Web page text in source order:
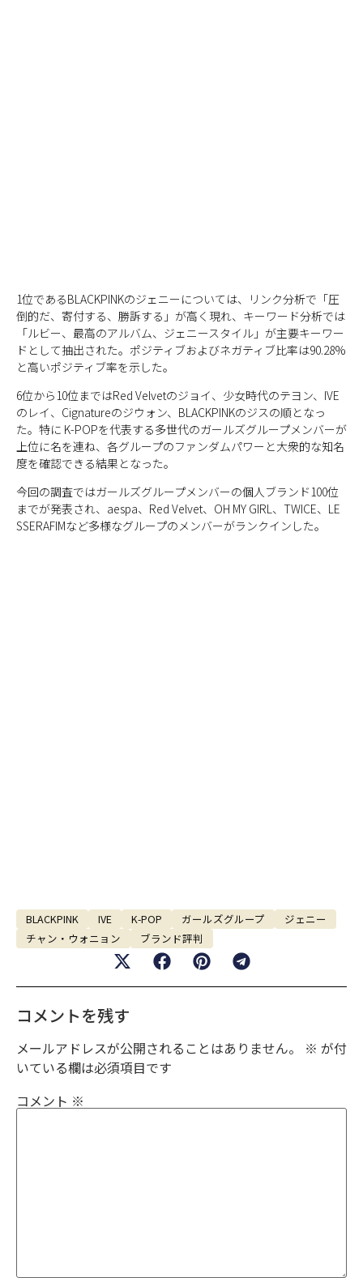
1位であるBLACKPINKのジェニーについては、リンク分析で「圧
倒的だ、寄付する、勝訴する」が高く現れ、キーワード分析では
「ルビー、最高のアルバム、ジェニースタイル」が主要キーワー
ドとして抽出された。ポジティブおよびネガティブ比率は90.28%
と高いポジティブ率を示した。
6位から10位まではRed Velvetのジョイ、少女時代のテヨン、IVE
のレイ、Cignatureのジウォン、BLACKPINKのジスの順となっ
た。特に K-POPを代表する多世代のガールズグループメンバーが
上位に名を連ね、各グループのファンダムパワーと大衆的な知名
度を確認できる結果となった。
今回の調査ではガールズグループメンバーの個人ブランド100位
までが発表され、aespa、Red Velvet、OH MY GIRL、TWICE、LE
SSERAFIMなど多様なグループのメンバーがランクインした。
BLACKPINK IVE K-POP ガールズグループ
ジェニー
チャン・ウォニョン
ブランド評判
コメントを残す
メールアドレスが公開されることはありません。 ※ が付
いている欄は必須項目です
コメント ※